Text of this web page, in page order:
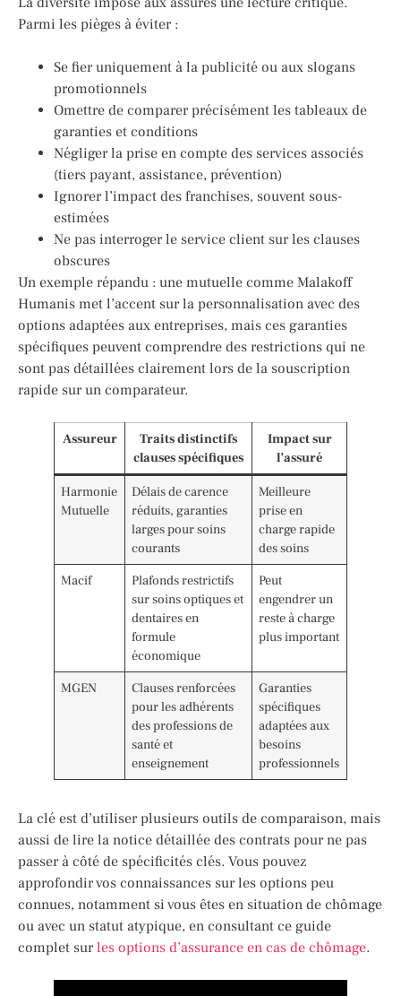
Parmi les pièges à éviter :
Se fier uniquement à la publicité ou aux slogans
promotionnels
Omettre de comparer précisément les tableaux de
garanties et conditions
Négliger la prise en compte des services associés
(tiers payant, assistance, prévention)
Ignorer l’impact des franchises, souvent sous-
estimées
Ne pas interroger le service client sur les clauses
obscures
Un exemple répandu : une mutuelle comme Malakoff
Humanis met l’accent sur la personnalisation avec des
options adaptées aux entreprises, mais ces garanties
spécifiques peuvent comprendre des restrictions qui ne
sont pas détaillées clairement lors de la souscription
rapide sur un comparateur.
Assureur
Traits distinctifs
clauses spécifiques
Impact sur
l’assuré
Harmonie
Mutuelle
Délais de carence
réduits, garanties
larges pour soins
courants
Meilleure
prise en
charge rapide
des soins
Macif
Plafonds restrictifs
sur soins optiques et
dentaires en
formule
économique
Peut
engendrer un
reste à charge
plus important
MGEN
Clauses renforcées
pour les adhérents
des professions de
santé et
enseignement
Garanties
spécifiques
adaptées aux
besoins
professionnels
La clé est d’utiliser plusieurs outils de comparaison, mais
aussi de lire la notice détaillée des contrats pour ne pas
passer à côté de spécificités clés. Vous pouvez
approfondir vos connaissances sur les options peu
connues, notamment si vous êtes en situation de chômage
ou avec un statut atypique, en consultant ce guide
complet surles options d’assurance en cas de chômage.